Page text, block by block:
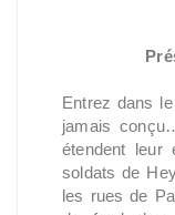
Entrez dans
jamais
étendent leur
soldats de
les rues de